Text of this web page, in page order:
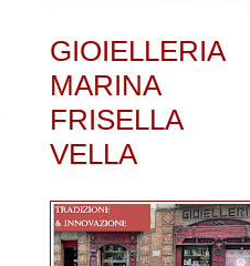
GIOIELLERIA
MARINA
FRISELLA
VELLA